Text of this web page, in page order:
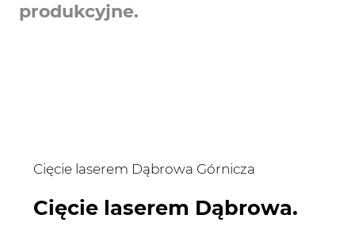
produkcyjne.
Cięcie laserem Dąbrowa Górnicza
Cięcie laserem Dąbrowa.